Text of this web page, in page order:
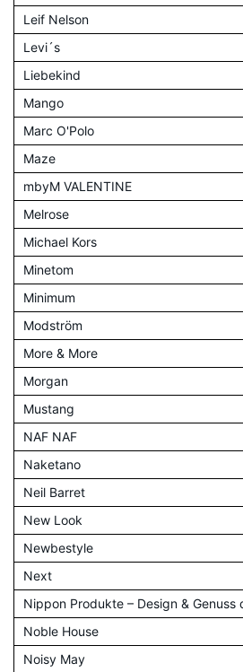
Leif Nelson
Levi´s
Liebekind
Mango
Marc O'Polo
Maze
mbyM VALENTINE
Melrose
Michael Kors
Minetom
Minimum
Modström
More & More
Morgan
Mustang
NAF NAF
Naketano
Neil Barret
New Look
Newbestyle
Next
Nippon Produkte – Design & Genuss
Noble House
Noisy May